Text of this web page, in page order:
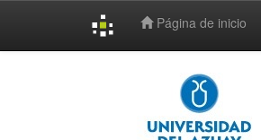
Página de inicio